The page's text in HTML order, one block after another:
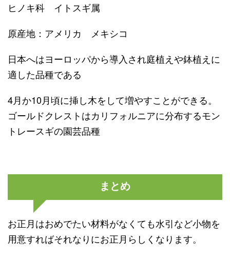
ヒノキ科 イトスギ属
原産地：アメリカ メキシコ
日本へはヨーロッパから導入され庭植えや鉢植えに
適した品種である
4月か10月頃に挿し木をして増やすことができる。
ゴールドクレストはカリフォルニアに分布するモン
トレースギの園芸品種
まとめ
お正月はおめでたい材料がなくても水引など小物を
用意すればそれなりにお正月らしくなります。